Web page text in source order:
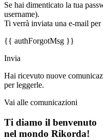
Se hai dimenticato la tua
username).
Ti verrà inviata una e-mail
{{ authForgotMsg }}
Invia
Hai ricevuto nuove
per leggerle.
Vai alle comunicazioni
Ti diamo il benvenuto
nel mondo Rikorda!